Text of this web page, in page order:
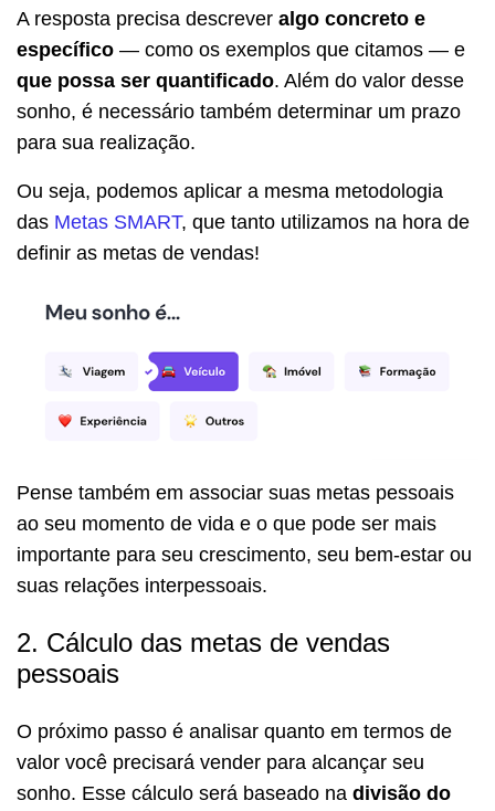
A resposta precisa descrever algo concreto e
específico — como os exemplos que citamos — e
que possa ser quantificado. Além do valor desse
sonho, é necessário também determinar um prazo
para sua realização.
Ou seja, podemos aplicar a mesma metodologia
das Metas SMART, que tanto utilizamos na hora de
definir as metas de vendas!
Pense também em associar suas metas pessoais
ao seu momento de vida e o que pode ser mais
importante para seu crescimento, seu bem-estar ou
suas relações interpessoais.
2. Cálculo das metas de vendas
pessoais
O próximo passo é analisar quanto em termos de
valor você precisará vender para alcançar seu
sonho. Esse cálculo será baseado na divisão do